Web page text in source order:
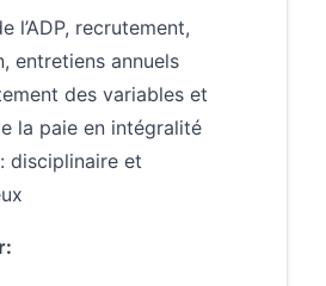
l’ADP, recrutement,
entretiens annuels
des variables et
la paie en intégralité
disciplinaire et